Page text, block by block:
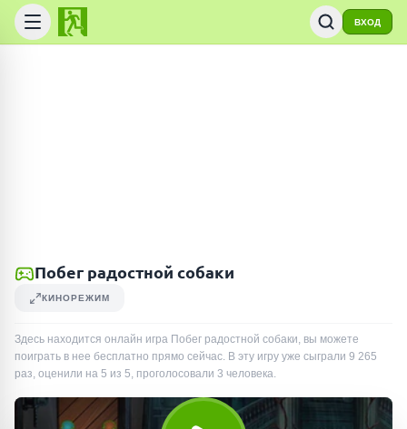
ВХОД
Побег радостной собаки
КИНОРЕЖИМ
Здесь находится онлайн игра Побег радостной собаки, вы можете
поиграть в нее бесплатно прямо сейчас. В эту игру уже сыграли 9 265
раз, оценили на 5 из 5, проголосовали 3 человека.